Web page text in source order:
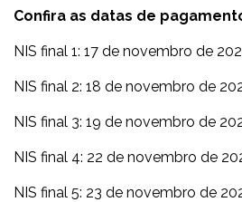
Confira as datas de
NIS final 1: 17 de novembro de
NIS final 2: 18 de novembro de
NIS final 3: 19 de novembro de
NIS final 4: 22 de novembro de
NIS final 5: 23 de novembro de